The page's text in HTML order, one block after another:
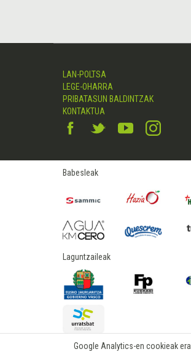
Google Analytics-en cookieak
LAN-POLTSA
LEGE-OHARRA
PRIBATASUN BALDINTZAK
KONTAKTUA
Babesleak
Laguntzaileak